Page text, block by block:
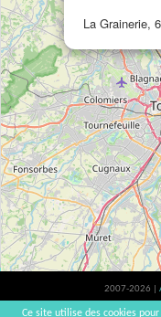
La Grainerie,
2007-2026 |
L'abus d'alcool est
Ce site utilise des cookies